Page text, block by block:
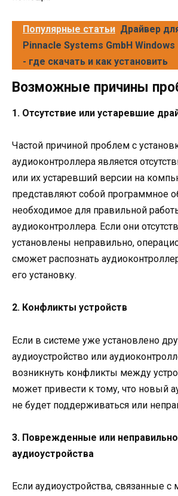
Популярные статьи Драйвер
Pinnacle Systems GmbH Windows
- где скачать и как установить
Возможные причины
1. Отсутствие или устаревшие
Частой причиной проблем с
аудиоконтроллера является
или их устаревший версии на
представляют собой программное
необходимое для правильной
аудиоконтроллера. Если они
установлены неправильно,
сможет распознать
его установку.
2. Конфликты устройств
Если в системе уже установлено
аудиоустройство или
возникнуть конфликты между
может привести к тому, что новый
не будет поддерживаться или
3. Поврежденные или
аудиоустройства
Если аудиоустройства, связанные с